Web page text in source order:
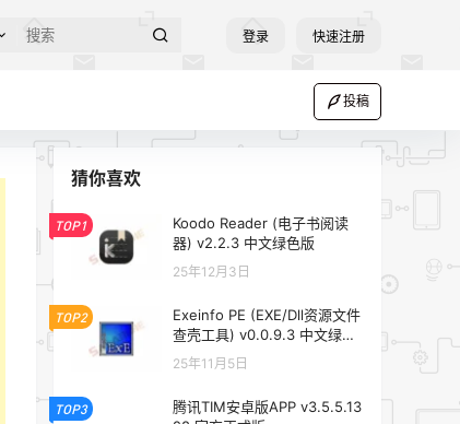
登录 快速注册
投稿
猜你喜欢
TOP1
Koodo Reader (电子书阅读
器) v2.2.3 中文绿色版
25年12月3日
TOP2
Exeinfo PE (EXE/Dll资源文件
查壳工具) v0.0.9.3 中文绿色
25年11月5日
TOP3
腾讯TIM安卓版APP v3.5.5.13